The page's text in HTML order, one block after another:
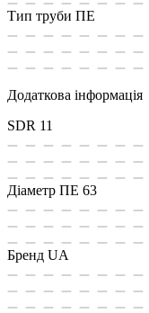
Тип труби ПЕ
Додаткова інформація
SDR 11
Діаметр ПЕ 63
Бренд UA